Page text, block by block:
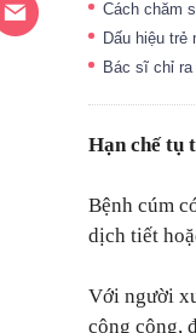
Cách chăm
Dấu hiệu trẻ
Bác sĩ chỉ
Hạn chế tụ
Bệnh cúm
dịch tiết
Với người
công cộng,